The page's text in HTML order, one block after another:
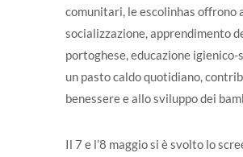
comunitari, le escolinhas offrono
socializzazione, apprendimento
portoghese, educazione
un pasto caldo quotidiano,
benessere e allo sviluppo dei
Il 7 e l’8 maggio si è svolto lo